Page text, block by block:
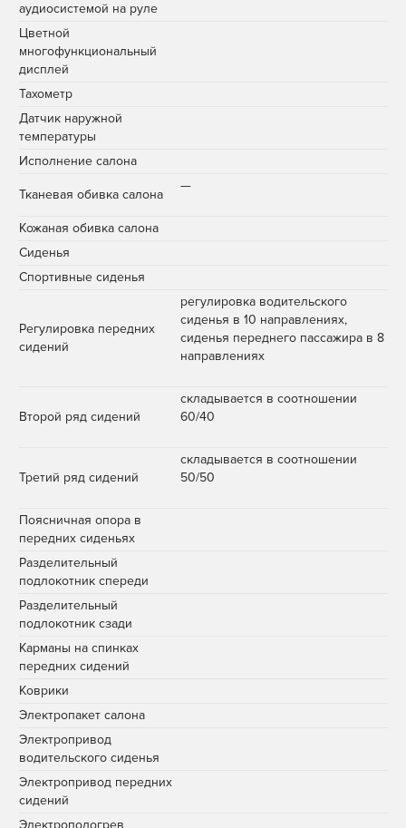
аудиосистемой на руле
Цветной
многофункциональный
дисплей
Тахометр
Датчик наружной
температуры
Исполнение салона
Тканевая обивка салона
—
Кожаная обивка салона
Сиденья
Спортивные сиденья
Регулировка передних
сидений
регулировка водительского
сиденья в 10 направлениях,
сиденья переднего пассажира в 8
направлениях
Второй ряд сидений
складывается в соотношении
60/40
Третий ряд сидений
складывается в соотношении
50/50
Поясничная опора в
передних сиденьях
Разделительный
подлокотник спереди
Разделительный
подлокотник сзади
Карманы на спинках
передних сидений
Коврики
Электропакет салона
Электропривод
водительского сиденья
Электропривод передних
сидений
Электроподогрев